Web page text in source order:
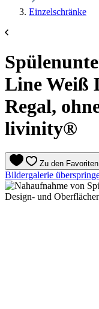
Einzelschränke
Line Weiß
Regal,
livinity®
Zu den
Bildergalerie